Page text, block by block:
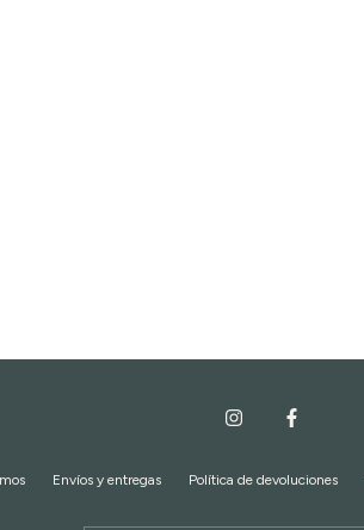
Envíos y entregas Política de devoluciones